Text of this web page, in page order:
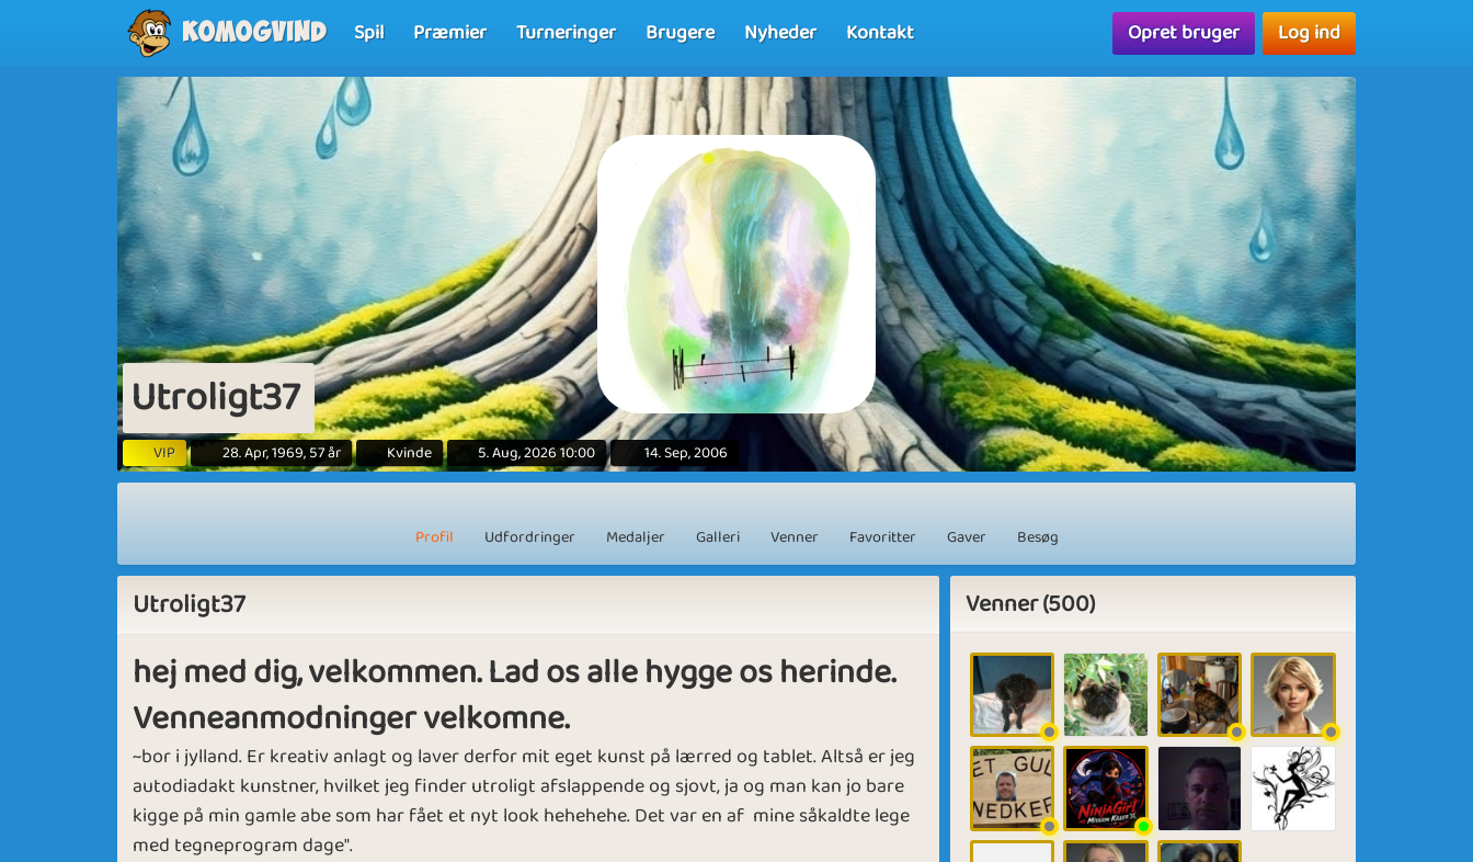
Komogvind Spil Præmier Turneringer Brugere Nyheder Kontakt Opret bruger Log ind
Utroligt37
VIP 28. Apr, 1969, 57 år Kvinde 5. Aug, 2026 10:00 14. Sep, 2006
Profil Udfordringer Medaljer Galleri Venner Favoritter Gaver Besøg
Utroligt37
hej med dig, velkommen. Lad os alle hygge os herinde.
Venneanmodninger velkomne.
~bor i jylland. Er kreativ anlagt og laver derfor mit eget kunst på lærred og tablet. Altså er jeg
autodiadakt kunstner, hvilket jeg finder utroligt afslappende og sjovt, ja og man kan jo bare
kigge på min gamle abe som har fået et nyt look hehehehe. Det var en af mine såkaldte lege
med tegneprogram dage".
Venner (500)